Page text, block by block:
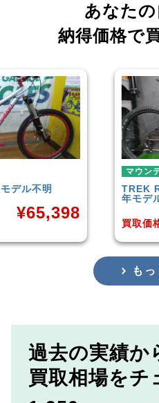
あなたの
納得価格で
TREK
ROSCOE7
買取価格
も
過去の実績か
買取相場をチ